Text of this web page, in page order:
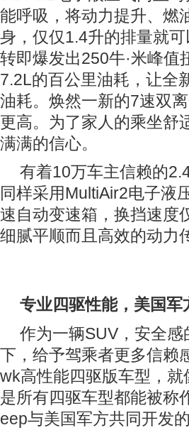
能呼吸，将动力提升、燃
身，仅仅1.4升的排量就
转即爆发出250牛·米峰
7.2L的百公里油耗，让全
油耗。焕然一新的7速双
更高。为了家人的乘坐舒
满满的信心。
有着10万车主信赖的
同样采用MultiAir2电子液
速自动变速箱，换挡速度
细腻平顺而且高效的动力
专业四驱性能，美国军
作为一辆SUV，安全
下，给予驾乘者更多信赖
wk高性能四驱版车型，
是所有四驱车型都能被称
eep与美国军方共同开发